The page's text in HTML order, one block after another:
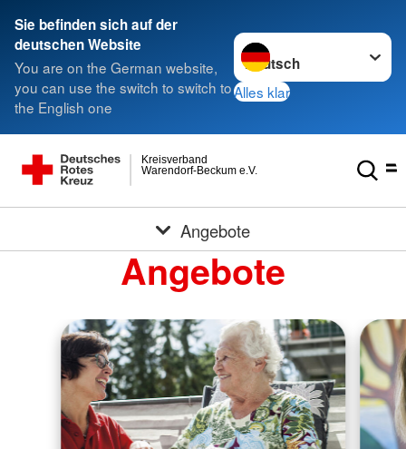
Sie befinden sich auf der
deutschen Website
You are on the German website,
you can use the switch to switch to
the English one
Sprache wechseln zu
Alles klar
Warendorf-Beckum e.V.
Kreisverband
Angebote
Angebote